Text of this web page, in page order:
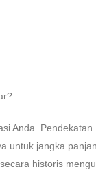
Anda. Pendekatan
untuk jangka
historis